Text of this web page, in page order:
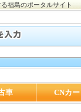
福島のポータルサイト
車 CNカ